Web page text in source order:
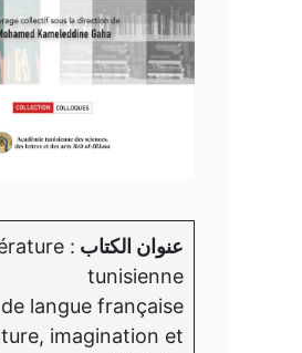
عنوان الكتاب
tunisienne
de langue française
imagination et